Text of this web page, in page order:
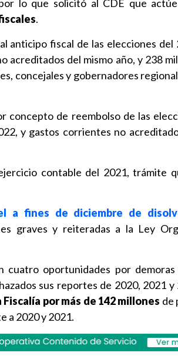
lo que solicitó al CDE que
.
anticipo fiscal de las elecciones del
acreditados del mismo año, y 238
concejales y gobernadores
concepto de reembolso de las
y gastos corrientes no
contable del 2021, trámite
a fines de diciembre de
graves y reiteradas a la Ley
cuatro oportunidades por
sus reportes de 2020, 2021 y
por más de 142 millones de
a 2020 y 2021.